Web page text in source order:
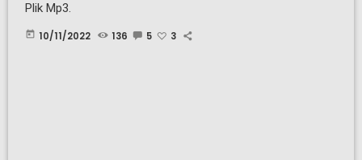
Plik Mp3.
today 10/11/2022 136 5 3